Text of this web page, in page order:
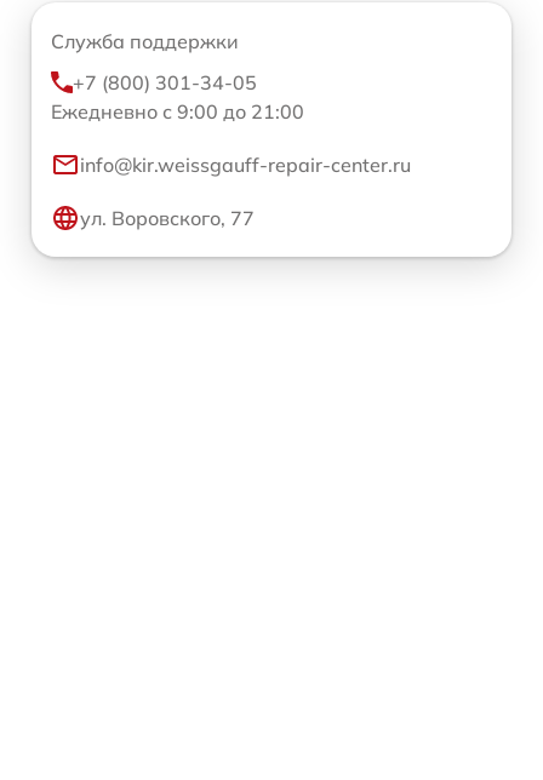
Служба поддержки
+7 (800) 301-34-05
Ежедневно с 9:00 до 21:00
info@kir.weissgauff-repair-center.ru
ул. Воровского, 77